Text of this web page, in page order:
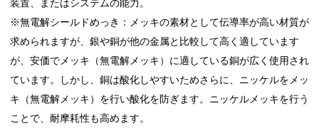
装置、またはシステムの能力。
※無電解シールドめっき：メッキの素材として伝導率が高い材質が
求められますが、銀や銅が他の金属と比較して高く適しています
が、安価でメッキ（無電解メッキ）に適している銅が広く使用され
ています。しかし、銅は酸化しやすいためさらに、ニッケルをメッ
キ（無電解メッキ）を行い酸化を防ぎます。ニッケルメッキを行う
ことで、耐摩耗性も高めます。